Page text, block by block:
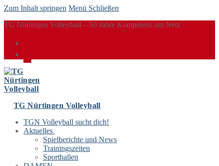
Zum Inhalt springen Menü Schließen
TG Nürtingen Volleyball – 50 Jahre Kompetenz am Netz
TG Nürtingen Volleyball
TGN Volleyball sucht dich!
Aktuelles
Spielberichte und News
Trainingszeiten
Sporthallen